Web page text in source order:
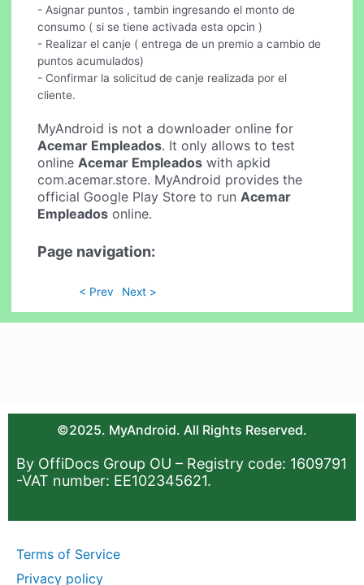
- Asignar puntos , tambin ingresando el monto de
consumo ( si se tiene activada esta opcin )
- Realizar el canje ( entrega de un premio a cambio de
puntos acumulados)
- Confirmar la solicitud de canje realizada por el
cliente.
MyAndroid is not a downloader online for
Acemar Empleados. It only allows to test
online Acemar Empleados with apkid
com.acemar.store. MyAndroid provides the
official Google Play Store to run Acemar
Empleados online.
Page navigation:
< Prev Next >
©2025. MyAndroid. All Rights Reserved.
By OffiDocs Group OU – Registry code: 1609791
-VAT number: EE102345621.
Terms of Service
Privacy policy